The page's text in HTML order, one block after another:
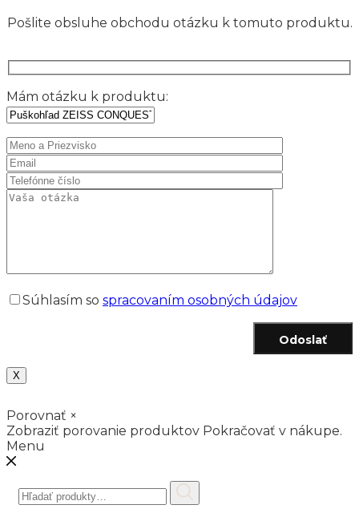
Pošlite obsluhe obchodu otázku k tomuto produktu.
Mám otázku k produktu:
Súhlasím so spracovaním osobných údajov
Odoslať
X
Porovnať ×
Zobraziť porovanie produktov Pokračovať v nákupe.
Menu
Hľadať: